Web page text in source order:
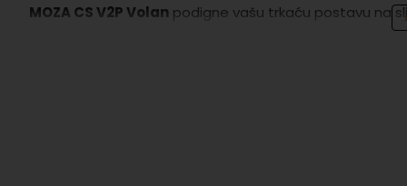
MOZA CS V2P Volan podigne vašu trkaću postavu na
vlakana, ovaj volan osigurava dugotrajnost i visoke